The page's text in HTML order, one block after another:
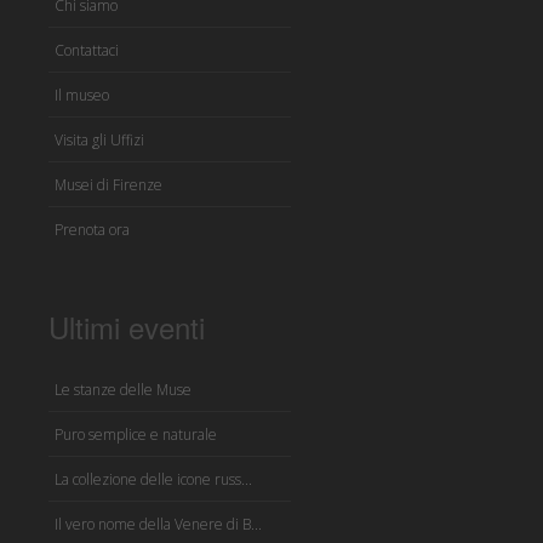
Chi siamo
Contattaci
Il museo
Visita gli Uffizi
Musei di Firenze
Prenota ora
Ultimi eventi
Le stanze delle Muse
Puro semplice e naturale
La collezione delle icone russ...
Il vero nome della Venere di B...